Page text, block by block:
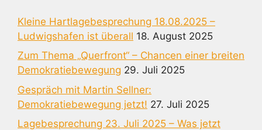
Kleine Hartlagebesprechung 18.08.2025 –
Ludwigshafen ist überall 18. August 2025
Zum Thema „Querfront“ – Chancen einer breiten
Demokratiebewegung 29. Juli 2025
Gespräch mit Martin Sellner:
Demokratiebewegung jetzt! 27. Juli 2025
Lagebesprechung 23. Juli 2025 – Was jetzt